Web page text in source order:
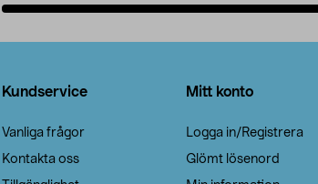
Kundservice
Vanliga frågor
Kontakta oss
Mitt konto
Logga in/Registrera
Glömt lösenord